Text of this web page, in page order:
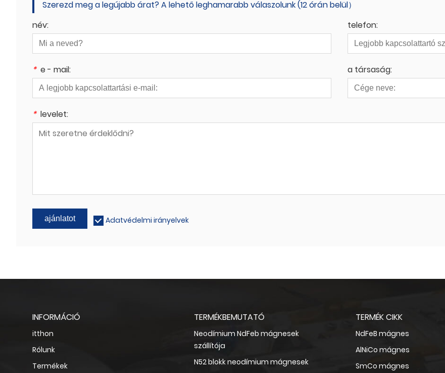
Szerezd meg a legújabb árat? A lehető leghamarabb válaszolunk (12 órán belül）
név:
telefon:
* e - mail: a társaság:
* levelet:
ajánlatot Adatvédelmi irányelvek
INFORMÁCIÓ
itthon
Rólunk
Termékek
TERMÉKBEMUTATÓ
Neodímium NdFeb mágnesek
szállítója
N52 blokk neodímium mágnesek
TERMÉK CIKK
NdFeB mágnes
AlNiCo mágnes
SmCo mágnes